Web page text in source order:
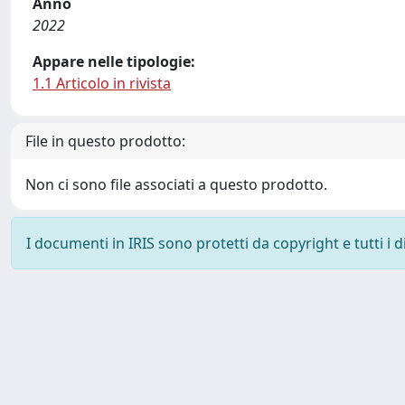
2022
Appare nelle tipologie:
1.1 Articolo in rivista
File in questo prodotto:
Non ci sono file associati a questo prodotto.
I documenti in IRIS sono protetti da copyright e tutti i